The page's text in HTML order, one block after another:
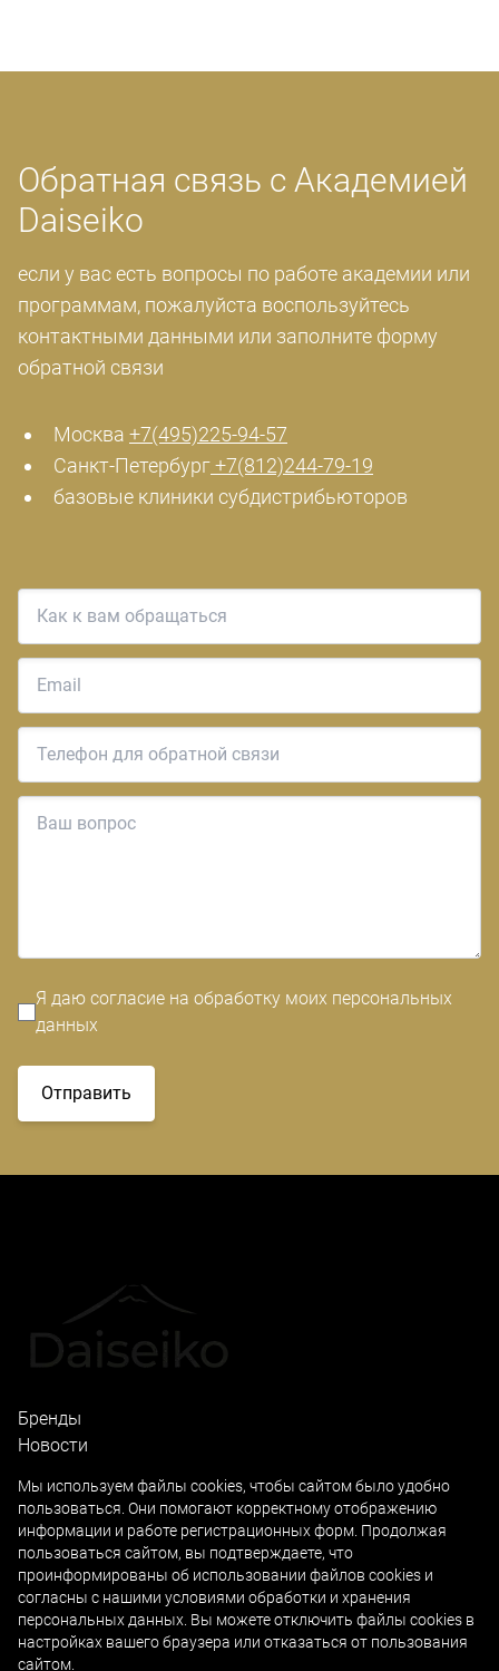
Обратная связь с Академией
Daiseiko
если у вас есть вопросы по работе академии или
программам, пожалуйста воспользуйтесь
контактными данными или заполните форму
обратной связи
Москва +7(495)225-94-57
Санкт-Петербург+7(812)244-79-19
базовые клиники субдистрибьюторов
Я даю согласие на обработку моих персональных
данных
Отправить
Бренды
Новости
Академия Дайсэйко
Профессиональная линия
Домашний уход
Мы используем файлы cookies, чтобы сайтом было удобно
пользоваться. Они помогают корректному отображению
информации и работе регистрационных форм. Продолжая
пользоваться сайтом, вы подтверждаете, что
проинформированы об использовании файлов cookies и
согласны с нашими условиями обработки и хранения
персональных данных . Вы можете отключить файлы cookies в
настройках вашего браузера или отказаться от пользования
сайтом.